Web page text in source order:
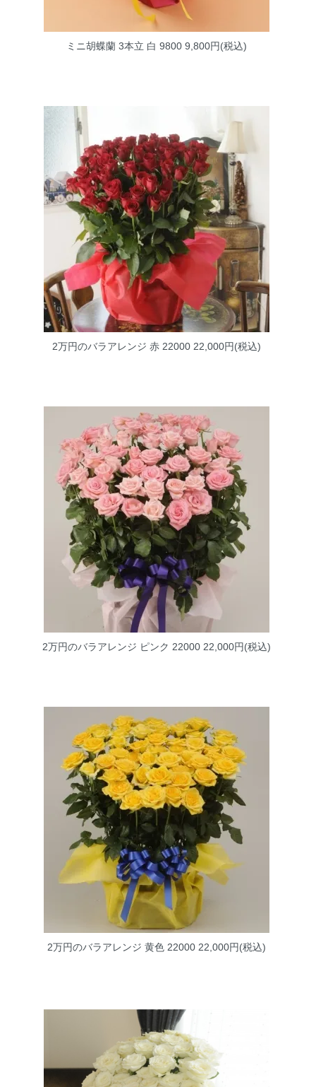
ミニ胡蝶蘭 3本立 白 98009,800円(税込)
2万円のバラアレンジ 赤 2200022,000円(税込)
2万円のバラアレンジ ピンク 2200022,000円(税込)
2万円のバラアレンジ 黄色 2200022,000円(税込)